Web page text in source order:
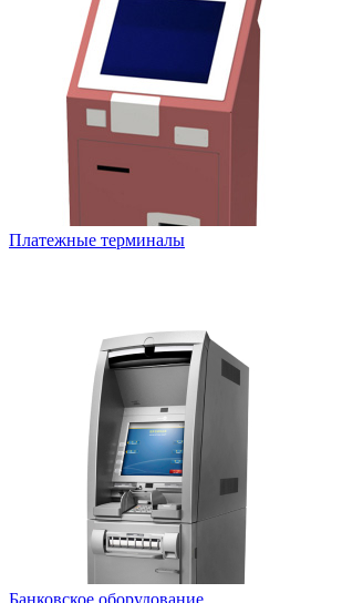
Платежные терминалы
Банковское оборудование